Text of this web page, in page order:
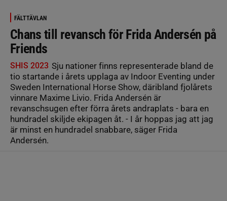
FÄLTTÄVLAN
Chans till revansch för Frida Andersén på
Friends
SHIS 2023 Sju nationer finns representerade bland de
tio startande i årets upplaga av Indoor Eventing under
Sweden International Horse Show, däribland fjolårets
vinnare Maxime Livio. Frida Andersén är
revanschsugen efter förra årets andraplats - bara en
hundradel skiljde ekipagen åt. - I år hoppas jag att jag
är minst en hundradel snabbare, säger Frida
Andersén.